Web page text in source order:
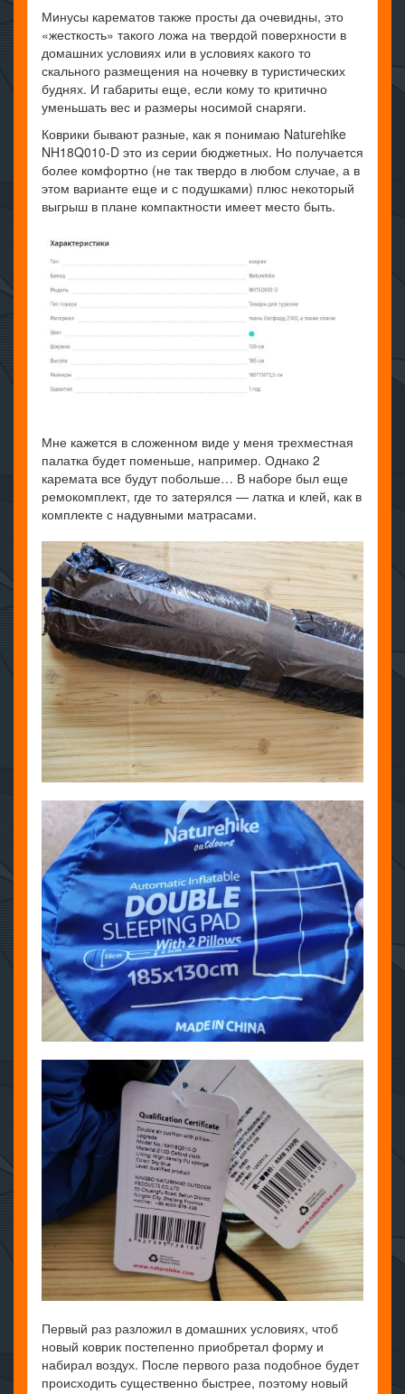
Минусы карематов также просты да очевидны, это
«жесткость» такого ложа на твердой поверхности в
домашних условиях или в условиях какого то
скального размещения на ночевку в туристических
буднях. И габариты еще, если кому то критично
уменьшать вес и размеры носимой снаряги.
Коврики бывают разные, как я понимаю Naturehike
NH18Q010-D это из серии бюджетных. Но получается
более комфортно (не так твердо в любом случае, а в
этом варианте еще и с подушками) плюс некоторый
выгрыш в плане компактности имеет место быть.
Мне кажется в сложенном виде у меня трехместная
палатка будет поменьше, например. Однако 2
каремата все будут побольше… В наборе был еще
ремокомплект, где то затерялся — латка и клей, как в
комплекте с надувными матрасами.
Первый раз разложил в домашних условиях, чтоб
новый коврик постепенно приобретал форму и
набирал воздух. После первого раза подобное будет
происходить существенно быстрее, поэтому новый